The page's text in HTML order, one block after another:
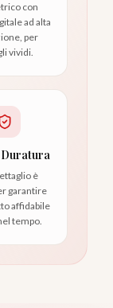
con
ad alta
per
vividi.
è
garantire
affidabile
tempo.